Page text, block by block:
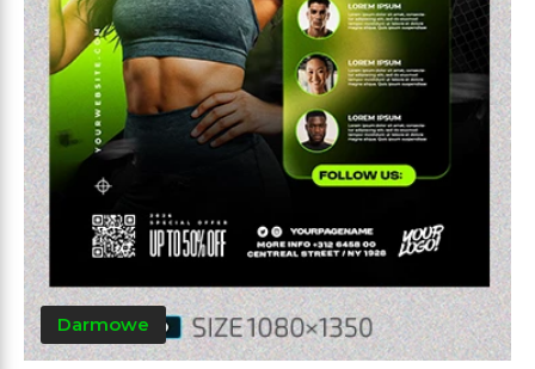
Darmowe